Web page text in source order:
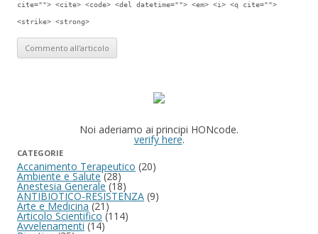
cite=""> <cite> <code> <del datetime=""> <em> <i> <q cite="">
<strike> <strong>
Noi aderiamo ai principi HONcode.
verify here.
CATEGORIE
Accanimento Terapeutico (20)
Ambiente e Salute(28)
Anestesia Generale(18)
ANTIBIOTICO-RESISTENZA (9)
Arte e Medicina(21)
Articolo Scientifico (114)
Avvelenamenti(14)